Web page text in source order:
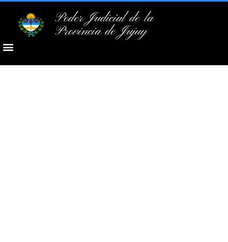
Poder Judicial de la
Provincia de Jujuy